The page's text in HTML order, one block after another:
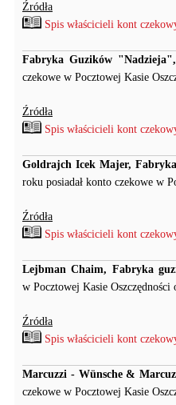
Źródła
Spis właścicieli kont
Fabryka Guzików
czekowe w Pocztowej Kasie
Źródła
Spis właścicieli kont
Goldrajch Icek Majer,
roku posiadał konto czekowe w
Źródła
Spis właścicieli kont
Lejbman Chaim, Fabryka
w Pocztowej Kasie Oszczędności
Źródła
Spis właścicieli kont
Marcuzzi - Wünsche &
czekowe w Pocztowej Kasie